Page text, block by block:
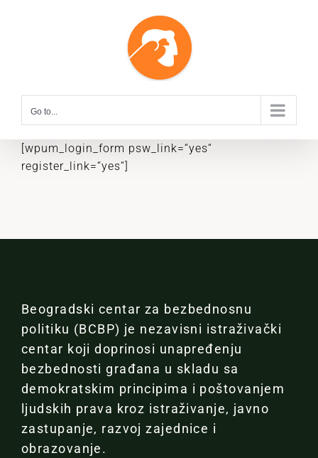
Go to...
[wpum_login_form psw_link=“yes“
register_link=“yes“]
Beogradski centar za bezbednosnu
politiku (BCBP) je nezavisni istraživački
centar koji doprinosi unapređenju
bezbednosti građana u skladu sa
demokratskim principima i poštovanjem
ljudskih prava kroz istraživanje, javno
zastupanje, razvoj zajednice i
obrazovanje.